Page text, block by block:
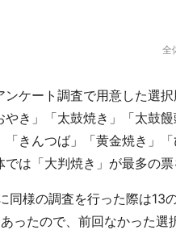
全
ンケート調査で用意した選
やき」「太鼓焼き」「太鼓
「きんつば」「黄金焼き」
では「大判焼き」が最多の票
同様の調査を行った際は13
ったので、前回なかった選